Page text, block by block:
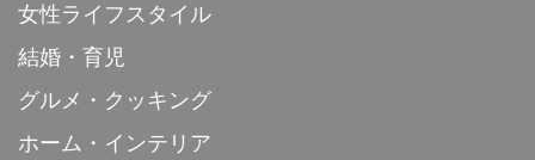
女性ライフスタイル
結婚・育児
グルメ・クッキング
ホーム・インテリア